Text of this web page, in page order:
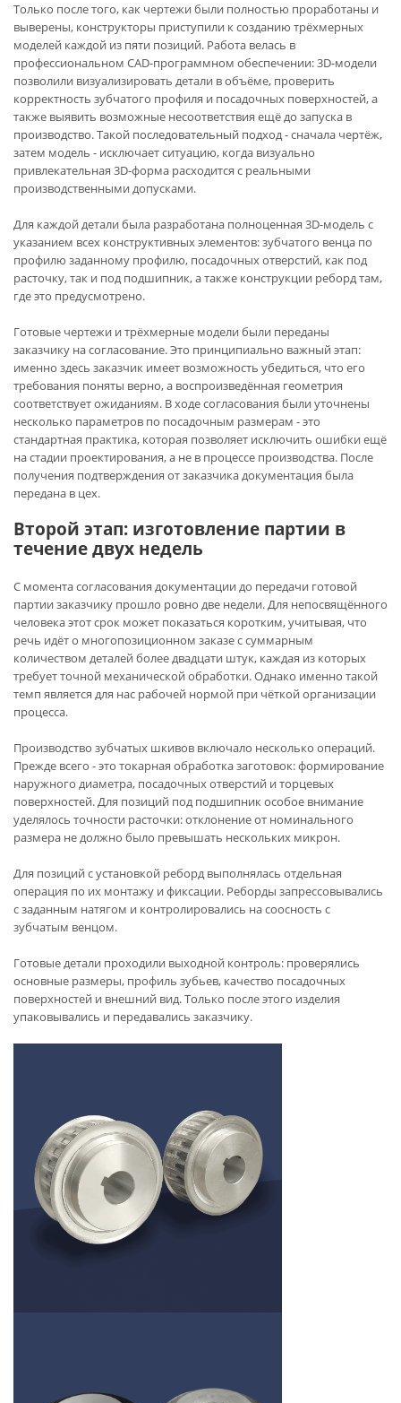
Только после того, как чертежи были полностью проработаны и
выверены, конструкторы приступили к созданию трёхмерных
моделей каждой из пяти позиций. Работа велась в
профессиональном CAD-программном обеспечении: 3D-модели
позволили визуализировать детали в объёме, проверить
корректность зубчатого профиля и посадочных поверхностей, а
также выявить возможные несоответствия ещё до запуска в
производство. Такой последовательный подход - сначала чертёж,
затем модель - исключает ситуацию, когда визуально
привлекательная 3D-форма расходится с реальными
производственными допусками.
Для каждой детали была разработана полноценная 3D-модель с
указанием всех конструктивных элементов: зубчатого венца по
профилю заданному профилю, посадочных отверстий, как под
расточку, так и под подшипник, а также конструкции реборд там,
где это предусмотрено.
Готовые чертежи и трёхмерные модели были переданы
заказчику на согласование. Это принципиально важный этап:
именно здесь заказчик имеет возможность убедиться, что его
требования поняты верно, а воспроизведённая геометрия
соответствует ожиданиям. В ходе согласования были уточнены
несколько параметров по посадочным размерам - это
стандартная практика, которая позволяет исключить ошибки ещё
на стадии проектирования, а не в процессе производства. После
получения подтверждения от заказчика документация была
передана в цех.
Второй этап: изготовление партии в
течение двух недель
С момента согласования документации до передачи готовой
партии заказчику прошло ровно две недели. Для непосвящённого
человека этот срок может показаться коротким, учитывая, что
речь идёт о многопозиционном заказе с суммарным
количеством деталей более двадцати штук, каждая из которых
требует точной механической обработки. Однако именно такой
темп является для нас рабочей нормой при чёткой организации
процесса.
Производство зубчатых шкивов включало несколько операций.
Прежде всего - это токарная обработка заготовок: формирование
наружного диаметра, посадочных отверстий и торцевых
поверхностей. Для позиций под подшипник особое внимание
уделялось точности расточки: отклонение от номинального
размера не должно было превышать нескольких микрон.
Для позиций с установкой реборд выполнялась отдельная
операция по их монтажу и фиксации. Реборды запрессовывались
с заданным натягом и контролировались на соосность с
зубчатым венцом.
Готовые детали проходили выходной контроль: проверялись
основные размеры, профиль зубьев, качество посадочных
поверхностей и внешний вид. Только после этого изделия
упаковывались и передавались заказчику.